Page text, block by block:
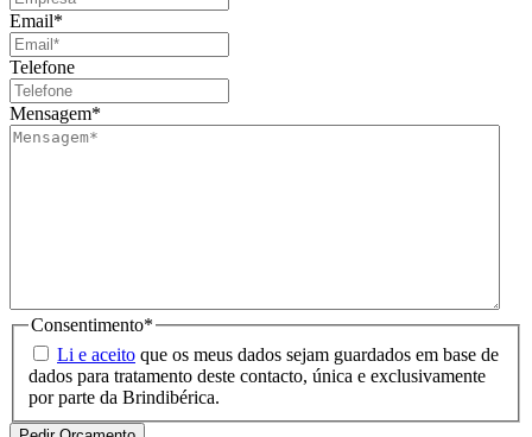
Email*
Telefone
Mensagem*
Consentimento*
Li e aceito que os meus dados sejam guardados em base de
dados para tratamento deste contacto, única e exclusivamente
por parte da Brindibérica.